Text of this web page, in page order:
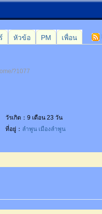
หัวข้อ PM เพื่อน
?1077
วัรเกิด：9 เดือน 23 วัน
ที่อยู่： ลำพูน เมืองลำพูน